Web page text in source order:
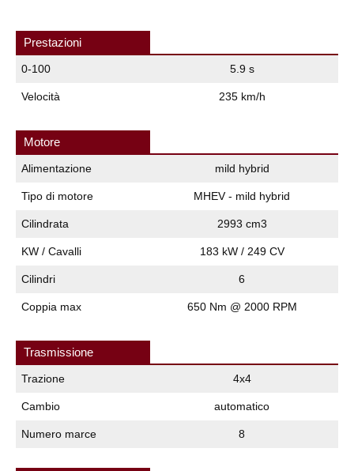
Prestazioni
0-100 5.9 s
Velocità 235 km/h
Motore
Alimentazione mild hybrid
Tipo di motore MHEV - mild hybrid
Cilindrata 2993 cm3
KW / Cavalli 183 kW / 249 CV
Cilindri 6
Coppia max 650 Nm @ 2000 RPM
Trasmissione
Trazione 4x4
Cambio automatico
Numero marce 8